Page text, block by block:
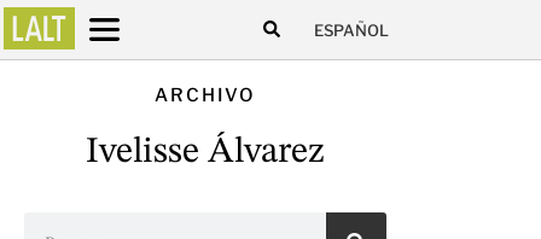
ESPAÑOL
ARCHIVO
Ivelisse Álvarez